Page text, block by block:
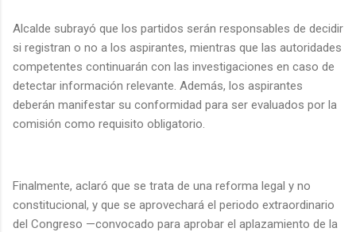
Alcalde subrayó que los partidos serán responsables de decidir
si registran o no a los aspirantes, mientras que las autoridades
competentes continuarán con las investigaciones en caso de
detectar información relevante. Además, los aspirantes
deberán manifestar su conformidad para ser evaluados por la
comisión como requisito obligatorio.
Finalmente, aclaró que se trata de una reforma legal y no
constitucional, y que se aprovechará el periodo extraordinario
del Congreso —convocado para aprobar el aplazamiento de la